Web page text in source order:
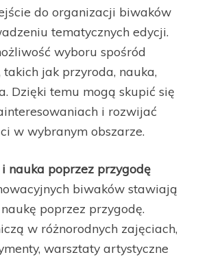
do organizacji biwaków
tematycznych edycji.
wyboru spośród
takich jak przyroda, nauka,
Dzięki temu mogą skupić się
i rozwijać
w wybranym obszarze.
nauka poprzez przygodę
biwaków stawiają
poprzez przygodę.
w różnorodnych zajęciach,
warsztaty artystyczne